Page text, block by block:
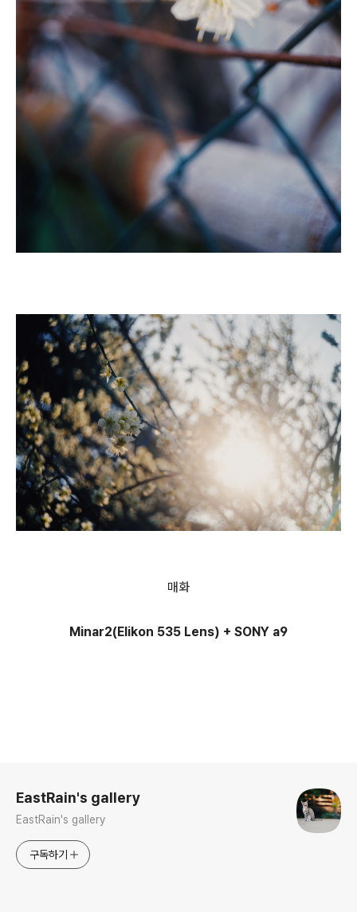
매화
Minar2(Elikon 535 Lens) + SONY a9
EastRain's gallery
EastRain's gallery
구독하기